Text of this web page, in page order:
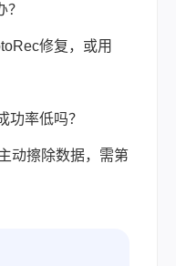
修复，或用
功率低吗？
动擦除数据，需第